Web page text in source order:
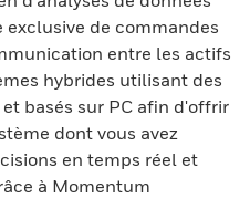
de commandes
entre les actifs
hybrides utilisant des
basés sur PC afin d'offrir
dont vous avez
en temps réel et
à Momentum